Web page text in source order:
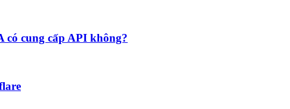
cung cấp API không?